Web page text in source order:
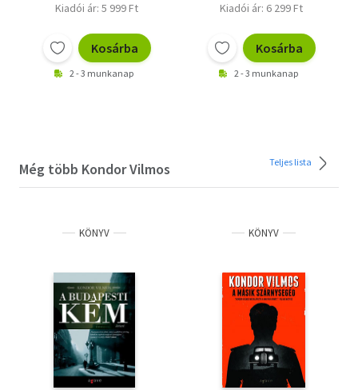
Kiadói ár: 5 999 Ft
Kosárba
2 - 3 munkanap
Kiadói ár: 6 299 Ft
Kosárba
2 - 3 munkanap
Még több Kondor Vilmos Teljes lista
KÖNYV KÖNYV